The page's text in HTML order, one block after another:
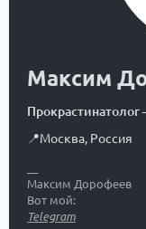
Максим
Прокрастинатолог
📍Москва, Россия
Максим Дорофеев
Вот мой:
Telegram